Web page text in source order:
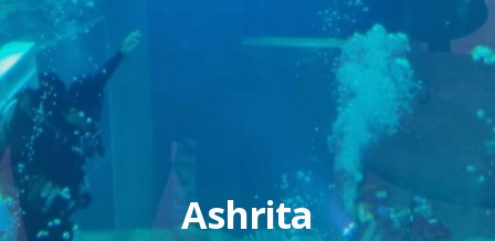
Ashrita